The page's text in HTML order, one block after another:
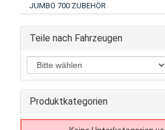
JUMBO 700 ZUBEHÖR
Teile nach Fahrzeugen
Produktkategorien